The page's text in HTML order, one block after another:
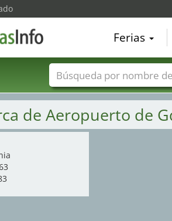
de Aeropuerto de
Ferias
Nombres de ferias